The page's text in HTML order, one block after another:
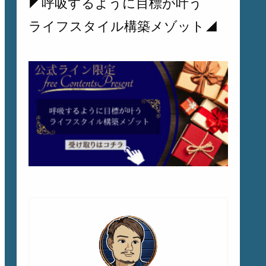
◤呼吸するように目標が叶う
ライフスタイル構築メゾット◢